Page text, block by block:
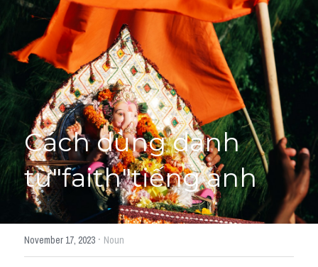
Học thử →
Cách dùng danh
từ"faith"tiếng anh
November 17, 2023 · Noun